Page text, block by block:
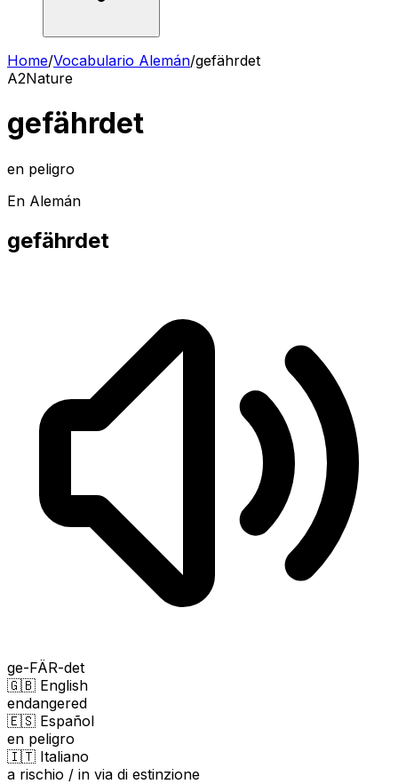
Home/Vocabulario Alemán/gefährdet
A2Nature
gefährdet
en peligro
En Alemán
gefährdet
ge-FÄR-det
🇬🇧 English
endangered
🇪🇸 Español
en peligro
🇮🇹 Italiano
a rischio / in via di estinzione